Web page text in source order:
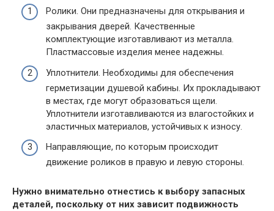
Ролики. Они предназначены для открывания и
закрывания дверей. Качественные
комплектующие изготавливают из металла.
Пластмассовые изделия менее надежны.
Уплотнители. Необходимы для обеспечения
герметизации душевой кабины. Их прокладывают
в местах, где могут образоваться щели.
Уплотнители изготавливаются из влагостойких и
эластичных материалов, устойчивых к износу.
Направляющие, по которым происходит
движение роликов в правую и левую стороны.
Нужно внимательно отнестись к выбору запасных
деталей, поскольку от них зависит подвижность